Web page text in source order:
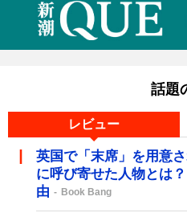
話題
レビュー
英国で「末席」を用意
に呼び寄せた人物とは
由
Book Bang